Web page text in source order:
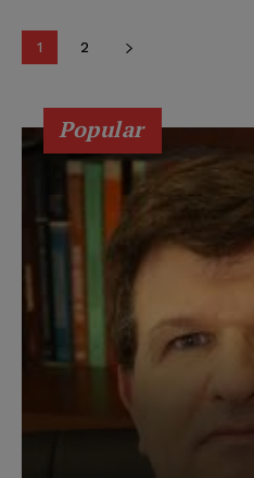
1 2
Popular